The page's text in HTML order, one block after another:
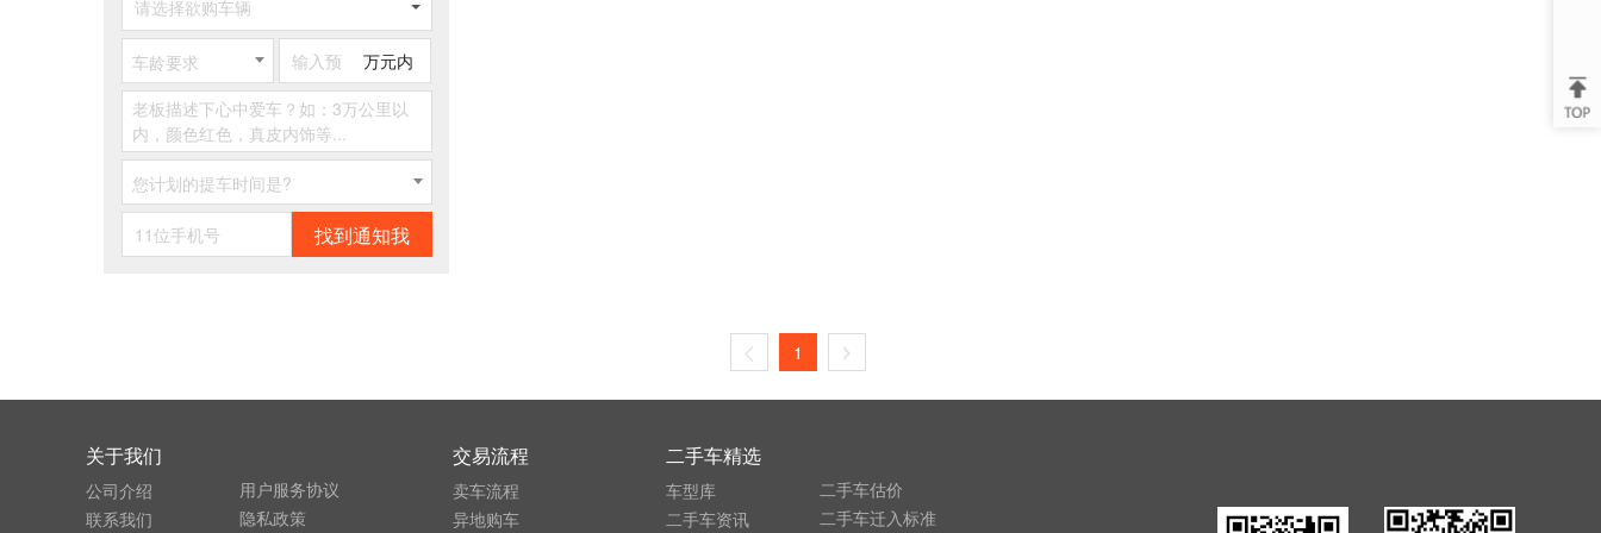
请选择欲购车辆
车龄要求 万元内
您计划的提车时间是?
找到通知我
1
关于我们
公司介绍
联系我们
用户服务协议
隐私政策
交易流程
卖车流程
异地购车
二手车精选
车型库
二手车资讯
二手车估价
二手车迁入标准